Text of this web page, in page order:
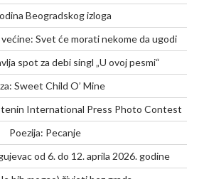
Beogradskog izloga
Svet će morati nekome da ugodi
spot za debi singl „U ovoj pesmi“
Sweet Child O’ Mine
International Press Photo Contest
Poezija: Pecanje
od 6. do 12. aprila 2026. godine